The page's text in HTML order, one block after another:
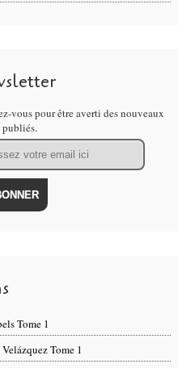
vous pour être averti des nouveaux
Tome 1
Tome 1